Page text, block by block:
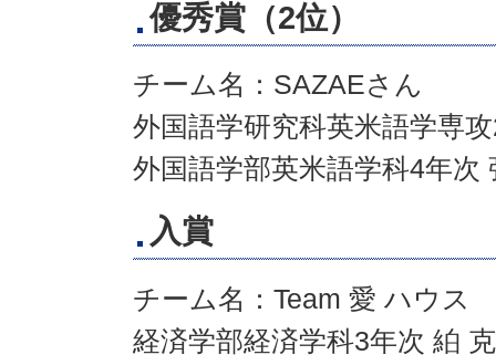
優秀賞（2位）
チーム名：SAZAEさん
外国語学研究科英米語学専
外国語学部英米語学科4年
入賞
チーム名：Team 愛 ハウス
経済学部経済学科3年次 絈